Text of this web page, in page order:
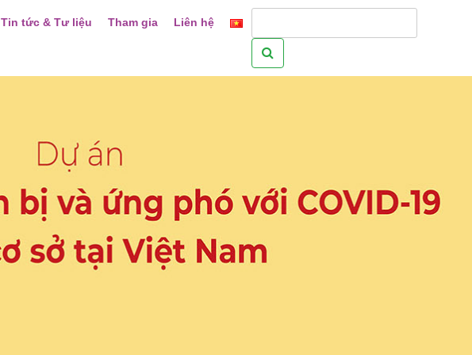
Tin tức & Tư liệu Tham gia Liên hệ